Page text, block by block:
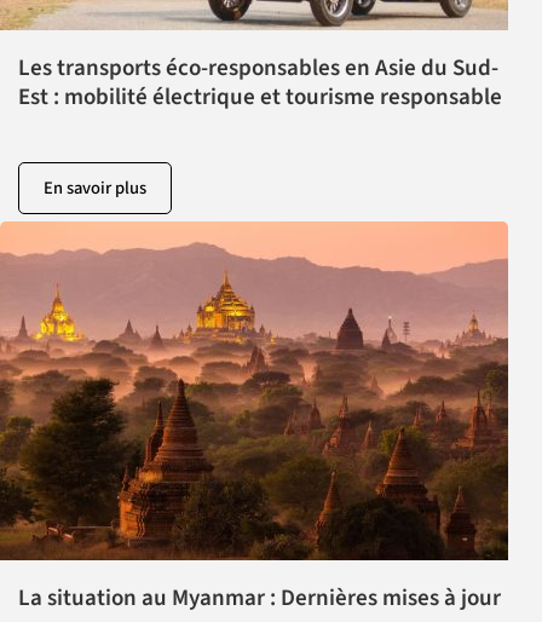
Les transports éco-responsables en Asie du Sud-
Est : mobilité électrique et tourisme responsable
En savoir plus
La situation au Myanmar : Dernières mises à jour